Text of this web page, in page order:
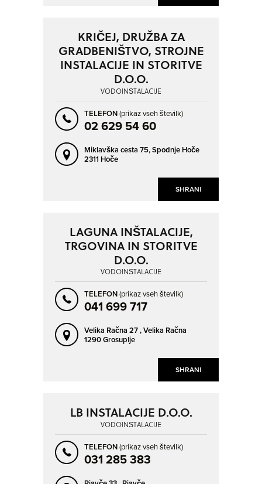
SHRANI
KRIČEJ, DRUŽBA ZA
GRADBENIŠTVO, STROJNE
INSTALACIJE IN STORITVE
D.O.O.
VODOINŠTALACIJE
TELEFON(prikaz vseh številk)
02 629 54 60
Miklavška cesta 75,Spodnje Hoče
2311 Hoče
SHRANI
LAGUNA INŠTALACIJE,
TRGOVINA IN STORITVE
D.O.O.
VODOINŠTALACIJE
TELEFON(prikaz vseh številk)
041 699 717
Velika Račna 27 ,Velika Račna
1290 Grosuplje
LB INSTALACIJE D.O.O.
VODOINŠTALACIJE
TELEFON(prikaz vseh številk)
031 285 383